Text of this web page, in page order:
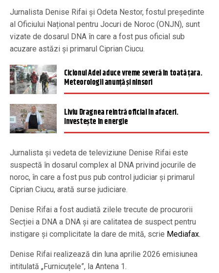
Jurnalista Denise Rifai și Odeta Nestor, fostul președinte
al Oficiului Național pentru Jocuri de Noroc (ONJN), sunt
vizate de dosarul DNA în care a fost pus oficial sub
acuzare astăzi și primarul Ciprian Ciucu.
Ciclonul Adel aduce vreme severă în toată țara.
Meteorologii anunță și ninsori
Liviu Dragnea reintră oficial în afaceri.
Investește în energie
Jurnalista și vedeta de televiziune Denise Rifai este
suspectă în dosarul complex al DNA privind jocurile de
noroc, în care a fost pus pub control judiciar și primarul
Ciprian Ciucu, arată surse judiciare.
Denise Rifai a fost audiată zilele trecute de procurorii
Secției a DNA a DNA și are calitatea de suspect pentru
instigare și complicitate la dare de mită, scrie Mediafax.
Denise Rifai realizează din luna aprilie 2026 emisiunea
intitulată „Furnicuțele”, la Antena 1.